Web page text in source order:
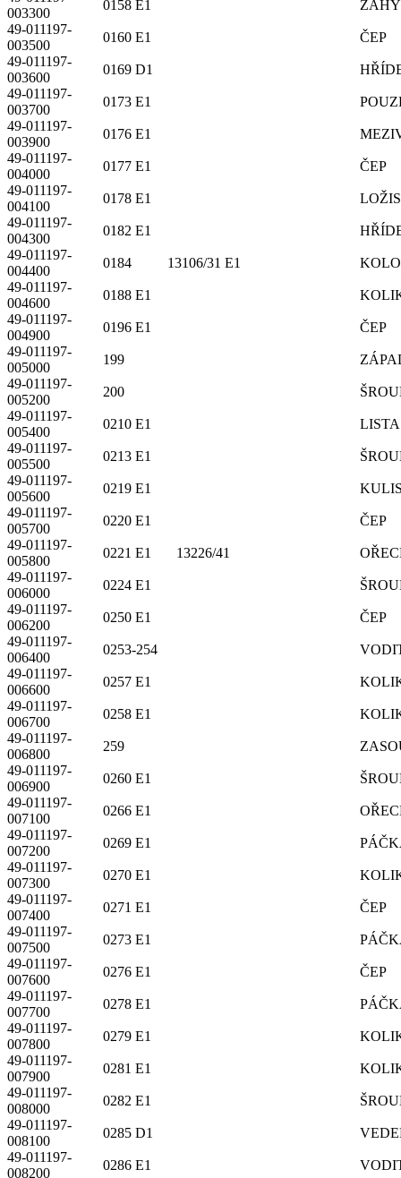
003300
0158 E1
49-011197-
003500
0160 E1
ČEP
49-011197-
003600
0169 D1
49-011197-
003700
0173 E1
49-011197-
003900
0176 E1
49-011197-
004000
0177 E1
ČEP
49-011197-
004100
0178 E1
49-011197-
004300
0182 E1
49-011197-
004400
0184 13106/31 E1
KOLO
49-011197-
004600
0188 E1
49-011197-
004900
0196 E1
ČEP
49-011197-
005000
199
49-011197-
005200
200
49-011197-
005400
0210 E1
LISTA
49-011197-
005500
0213 E1
49-011197-
005600
0219 E1
49-011197-
005700
0220 E1
ČEP
49-011197-
005800
0221 E1 13226/41
49-011197-
006000
0224 E1
49-011197-
006200
0250 E1
ČEP
49-011197-
006400
0253-254
49-011197-
006600
0257 E1
49-011197-
006700
0258 E1
49-011197-
006800
259
49-011197-
006900
0260 E1
49-011197-
007100
0266 E1
49-011197-
007200
0269 E1
49-011197-
007300
0270 E1
49-011197-
007400
0271 E1
ČEP
49-011197-
007500
0273 E1
49-011197-
007600
0276 E1
ČEP
49-011197-
007700
0278 E1
49-011197-
007800
0279 E1
49-011197-
007900
0281 E1
49-011197-
008000
0282 E1
49-011197-
008100
0285 D1
49-011197-
008200
0286 E1